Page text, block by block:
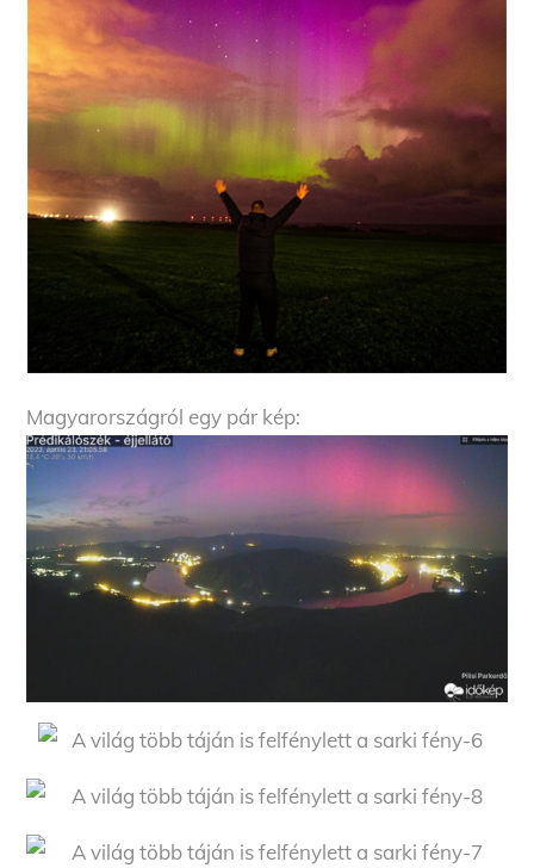
Magyarországról egy pár kép: